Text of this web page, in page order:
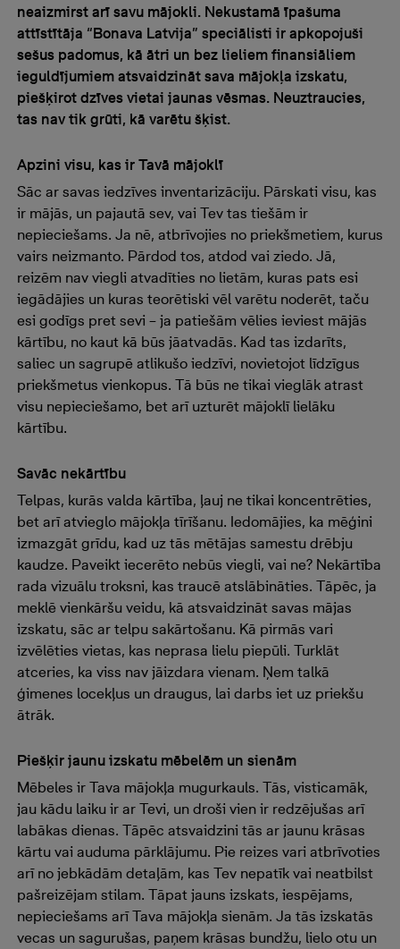
neaizmirst arī savu mājokli. Nekustamā īpašuma
attīstītāja “Bonava Latvija” speciālisti ir apkopojuši
sešus padomus, kā ātri un bez lieliem finansiāliem
ieguldījumiem atsvaidzināt sava mājokļa izskatu,
piešķirot dzīves vietai jaunas vēsmas. Neuztraucies,
tas nav tik grūti, kā varētu šķist.
Apzini visu, kas ir Tavā mājoklī
Sāc ar savas iedzīves inventarizāciju. Pārskati visu, kas
ir mājās, un pajautā sev, vai Tev tas tiešām ir
nepieciešams. Ja nē, atbrīvojies no priekšmetiem, kurus
vairs neizmanto. Pārdod tos, atdod vai ziedo. Jā,
reizēm nav viegli atvadīties no lietām, kuras pats esi
iegādājies un kuras teorētiski vēl varētu noderēt, taču
esi godīgs pret sevi – ja patiešām vēlies ieviest mājās
kārtību, no kaut kā būs jāatvadās. Kad tas izdarīts,
saliec un sagrupē atlikušo iedzīvi, novietojot līdzīgus
priekšmetus vienkopus. Tā būs ne tikai vieglāk atrast
visu nepieciešamo, bet arī uzturēt mājoklī lielāku
kārtību.
Savāc nekārtību
Telpas, kurās valda kārtība, ļauj ne tikai koncentrēties,
bet arī atvieglo mājokļa tīrīšanu. Iedomājies, ka mēģini
izmazgāt grīdu, kad uz tās mētājas samestu drēbju
kaudze. Paveikt iecerēto nebūs viegli, vai ne? Nekārtība
rada vizuālu troksni, kas traucē atslābināties. Tāpēc, ja
meklē vienkāršu veidu, kā atsvaidzināt savas mājas
izskatu, sāc ar telpu sakārtošanu. Kā pirmās vari
izvēlēties vietas, kas neprasa lielu piepūli. Turklāt
atceries, ka viss nav jāizdara vienam. Ņem talkā
ģimenes locekļus un draugus, lai darbs iet uz priekšu
ātrāk.
Piešķir jaunu izskatu mēbelēm un sienām
Mēbeles ir Tava mājokļa mugurkauls. Tās, visticamāk,
jau kādu laiku ir ar Tevi, un droši vien ir redzējušas arī
labākas dienas. Tāpēc atsvaidzini tās ar jaunu krāsas
kārtu vai auduma pārklājumu. Pie reizes vari atbrīvoties
arī no jebkādām detaļām, kas Tev nepatīk vai neatbilst
pašreizējam stilam. Tāpat jauns izskats, iespējams,
nepieciešams arī Tava mājokļa sienām. Ja tās izskatās
vecas un sagurušas, paņem krāsas bundžu, lielo otu un